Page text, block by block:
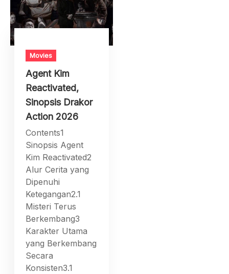
Movies
Agent Kim
Reactivated,
Sinopsis Drakor
Action 2026
Contents1
Sinopsis Agent
Kim Reactivated2
Alur Cerita yang
Dipenuhi
Ketegangan2.1
Misteri Terus
Berkembang3
Karakter Utama
yang Berkembang
Secara
Konsisten3.1